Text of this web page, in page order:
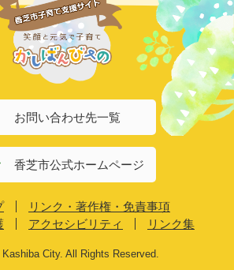
お問い合わせ先一覧
香芝市公式ホームページ
リンク・著作権・免責事項
アクセシビリティ リンク集
City. All Rights Reserved.